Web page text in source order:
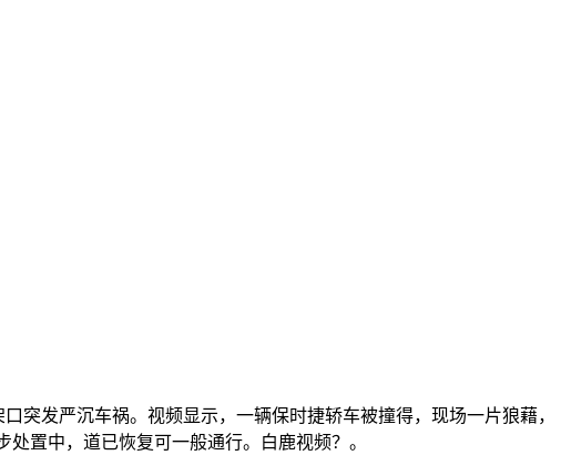
发严沉车祸。视频显示，一辆保时捷轿车被撞得，现场一片狼藉，
置中，道已恢复可一般通行。白鹿视频？。